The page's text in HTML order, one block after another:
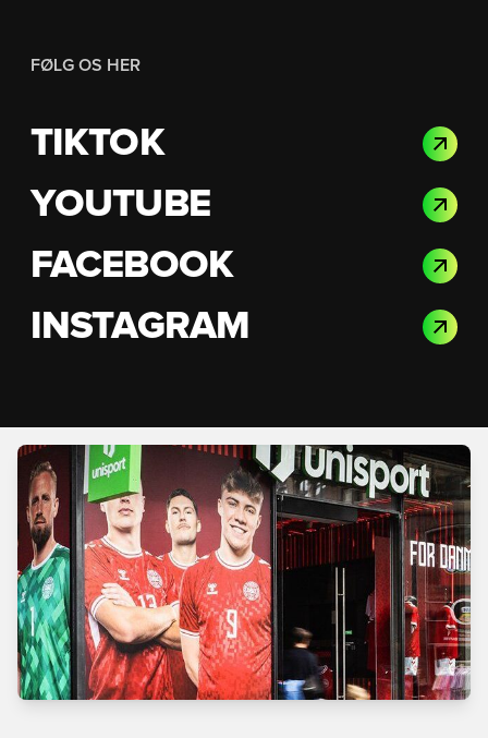
FØLG OS HER
TIKTOK
YOUTUBE
FACEBOOK
INSTAGRAM